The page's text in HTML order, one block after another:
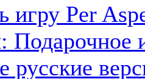
игру Per
Подарочное
русские